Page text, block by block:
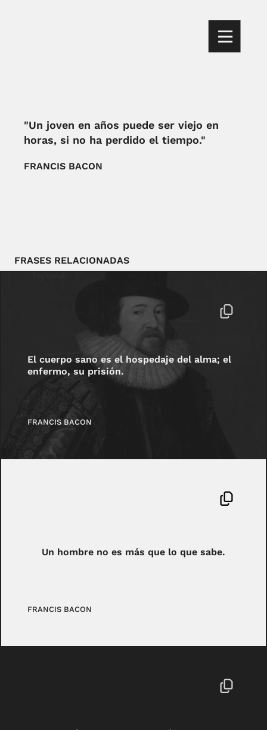
"Un joven en años puede ser viejo en
horas, si no ha perdido el tiempo."
FRANCIS BACON
FRASES RELACIONADAS
El cuerpo sano es el hospedaje del alma; el
enfermo, su prisión.
FRANCIS BACON
Un hombre no es más que lo que sabe.
FRANCIS BACON